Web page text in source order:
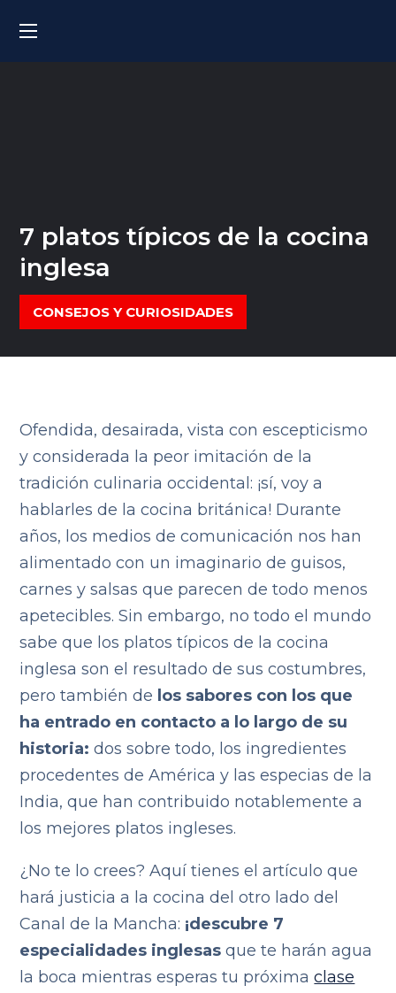
7 platos típicos de la cocina
inglesa
CONSEJOS Y CURIOSIDADES
Ofendida, desairada, vista con escepticismo
y considerada la peor imitación de la
tradición culinaria occidental: ¡sí, voy a
hablarles de la cocina británica! Durante
años, los medios de comunicación nos han
alimentado con un imaginario de guisos,
carnes y salsas que parecen de todo menos
apetecibles. Sin embargo, no todo el mundo
sabe que los platos típicos de la cocina
inglesa son el resultado de sus costumbres,
pero también de los sabores con los que
ha entrado en contacto a lo largo de su
historia:dos sobre todo, los ingredientes
procedentes de América y las especias de la
India, que han contribuido notablemente a
los mejores platos ingleses.
¿No te lo crees? Aquí tienes el artículo que
hará justicia a la cocina del otro lado del
Canal de la Mancha: ¡descubre 7
especialidades inglesas que te harán agua
la boca mientras esperas tu próximaclase